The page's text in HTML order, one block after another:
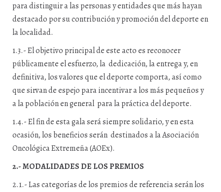
para distinguir a las personas y entidades que más hayan
destacado por su contribución y promoción del deporte en
la localidad.
1.3.- El objetivo principal de este acto es reconocer
públicamente el esfuerzo, la dedicación, la entrega y, en
definitiva, los valores que el deporte comporta, así como
que sirvan de espejo para incentivar a los más pequeños y
a la población en general para la práctica del deporte.
1.4.- El fin de esta gala será siempre solidario, y en esta
ocasión, los beneficios serán destinados a la Asociación
Oncológica Extremeña (AOEx).
2.- MODALIDADES DE LOS PREMIOS
2.1.- Las categorías de los premios de referencia serán los